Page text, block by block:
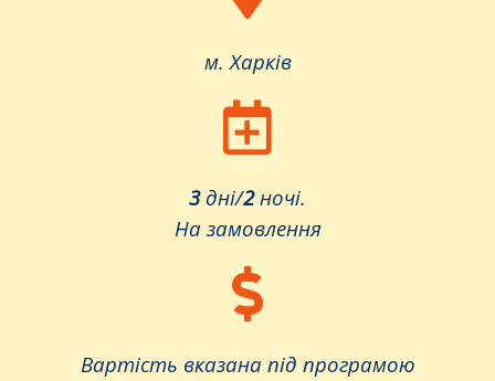
м. Харків
3дні/2ночі.
На замовлення
Вартість вказана під програмою